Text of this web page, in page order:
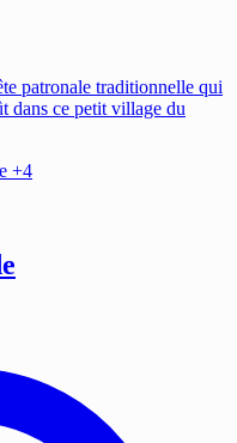
patronale traditionnelle qui
dans ce petit village du
+4